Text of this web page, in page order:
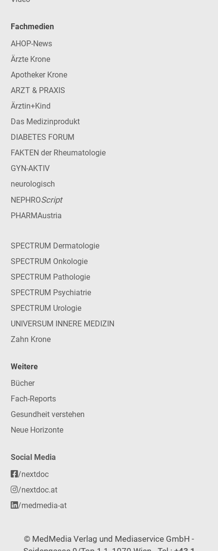
Fachmedien
AHOP-News
Ärzte Krone
Apotheker Krone
ARZT & PRAXIS
Ärztin+Kind
Das Medizinprodukt
DIABETES FORUM
FAKTEN der Rheumatologie
GYN-AKTIV
neurologisch
NEPHROScript
PHARMAustria
SPECTRUM Dermatologie
SPECTRUM Onkologie
SPECTRUM Pathologie
SPECTRUM Psychiatrie
SPECTRUM Urologie
UNIVERSUM INNERE MEDIZIN
Zahn Krone
Weitere
Bücher
Fach-Reports
Gesundheit verstehen
Neue Horizonte
Social Media
/nextdoc
/nextdoc.at
/medmedia-at
© MedMedia Verlag und Mediaservice GmbH -